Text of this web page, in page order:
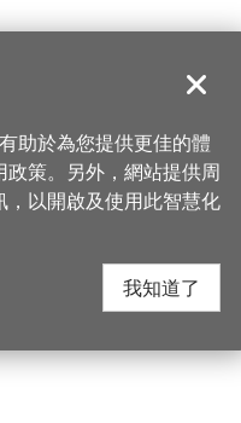
關閉
助於為您提供更佳的體
策。另外，網站提供周
以開啟及使用此智慧化
我知道了